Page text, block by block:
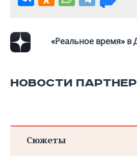
«Реальное время» в
НОВОСТИ
Сюжеты